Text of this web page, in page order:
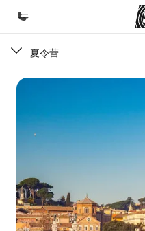
欢迎来到英孚教育
查看所有英孚提供的课程
查找您附近的办公室
关于我们
夏令营